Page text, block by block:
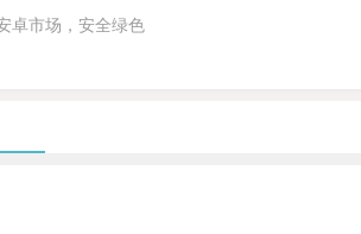
卓市场，安全绿色